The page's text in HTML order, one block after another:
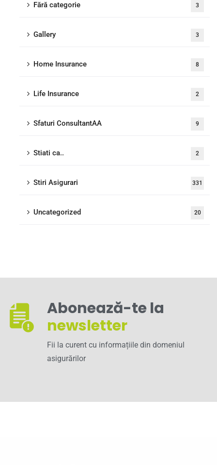
Fără categorie 3
Gallery 3
Home Insurance 8
Life Insurance 2
Sfaturi ConsultantAA 9
Stiati ca.. 2
Stiri Asigurari 331
Uncategorized 20
Abonează-te la
newsletter
Fii la curent cu informațiile din domeniul
asigurărilor